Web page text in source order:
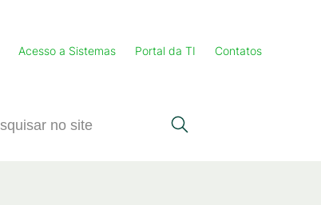
Acesso a Sistemas Portal da TI Contatos